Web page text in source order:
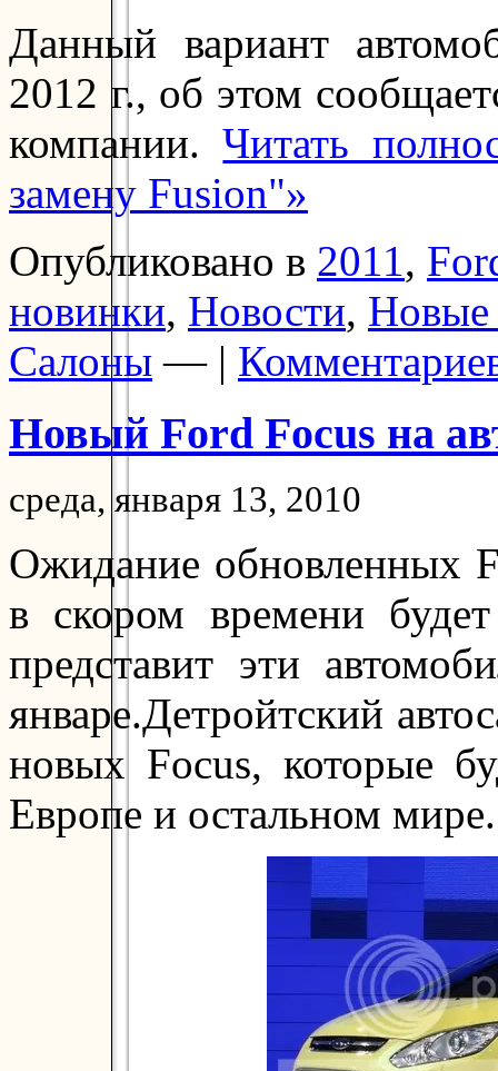
Данный вариант
2012 г., об этом
компании.Читать
замену Fusion"»
Опубликовано в 2011,
новинки, Новости, Новые
Салоны — |
Новый Ford Focus на
среда, января 13, 2010
Ожидание обновленных
в скором времени
представит эти
январе.Детройтский
новых Focus, которые
Европе и остальном мире.